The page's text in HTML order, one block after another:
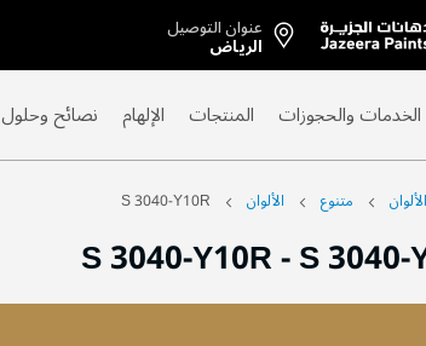
عنوان التوصيل
الرياض
الخدمات والحجوزات المنتجات الإلهام نصائح وحلول
الألوان متنوع الألوان S 3040-Y10R
S 3040-Y10R-S 3040-